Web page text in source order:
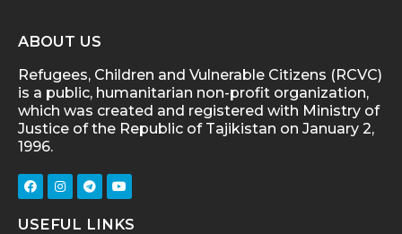
ABOUT US
Refugees, Children and Vulnerable Citizens (RCVC)
is a public, humanitarian non-profit organization,
which was created and registered with Ministry of
Justice of the Republic of Tajikistan on January 2,
1996.
USEFUL LINKS